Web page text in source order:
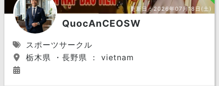
更新日：2026年07月18日(土)
QuocAnCEOSW
スポーツサークル
栃木県 ・長野県 ： vietnam